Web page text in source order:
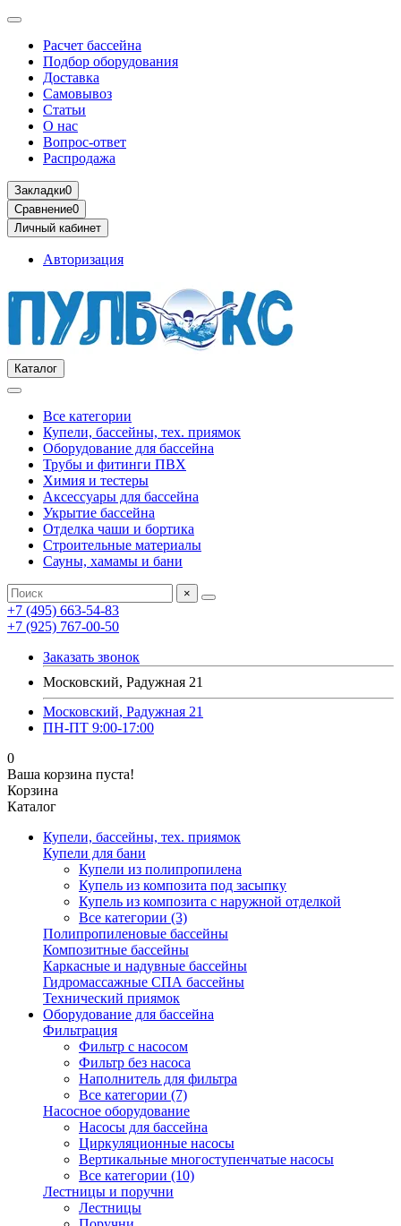
Расчет бассейна
Подбор оборудования
Доставка
Самовывоз
Статьи
О нас
Вопрос-ответ
Распродажа
Закладки0
Сравнение0
Личный кабинет
Авторизация
Каталог
Все категории
Купели, бассейны, тех. приямок
Оборудование для бассейна
Трубы и фитинги ПВХ
Химия и тестеры
Аксессуары для бассейна
Укрытие бассейна
Отделка чаши и бортика
Строительные материалы
Сауны, хамамы и бани
×
+7 (495) 663-54-83
+7 (925) 767-00-50
Заказать звонок
Московский, Радужная 21
Московский, Радужная 21
ПН-ПТ 9:00-17:00
0
Ваша корзина пуста!
Корзина
Каталог
Купели, бассейны, тех. приямок
Купели для бани
Купели из полипропилена
Купель из композита под засыпку
Купель из композита с наружной отделкой
Все категории (3)
Полипропиленовые бассейны
Композитные бассейны
Каркасные и надувные бассейны
Гидромассажные СПА бассейны
Технический приямок
Оборудование для бассейна
Фильтрация
Фильтр с насосом
Фильтр без насоса
Наполнитель для фильтра
Все категории (7)
Насосное оборудование
Насосы для бассейна
Циркуляционные насосы
Вертикальные многоступенчатые насосы
Все категории (10)
Лестницы и поручни
Лестницы